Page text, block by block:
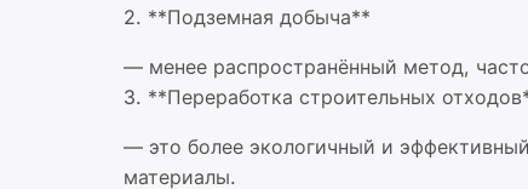
2. **Подземная добыча**
— менее распространённый метод,
3. **Переработка строительных
— это более экологичный и
материалы.